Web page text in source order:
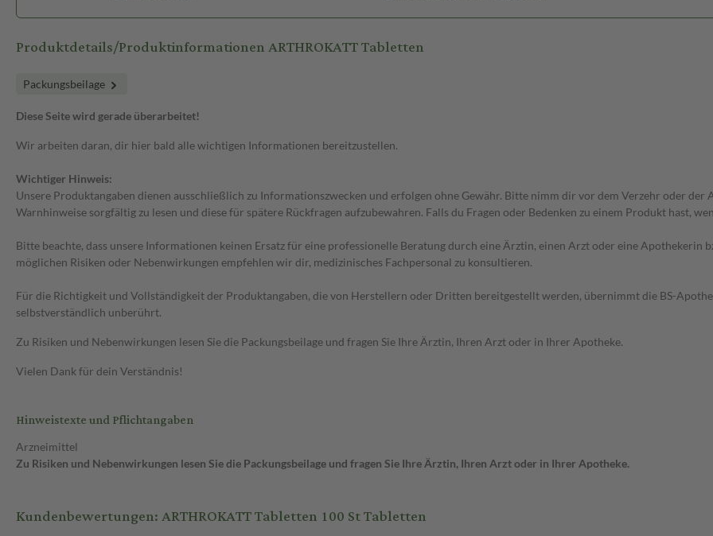
Produktdetails/Produktinformationen ARTHROKATT Tabletten
Packungsbeilage
Diese Seite wird gerade überarbeitet!
Wir arbeiten daran, dir hier bald alle wichtigen Informationen bereitzustellen.
Wichtiger Hinweis:
Unsere Produktangaben dienen ausschließlich zu Informationszwecken und erfolgen ohne Gewähr. Bitte nimm dir vor dem Verzehr oder
Warnhinweise sorgfältig zu lesen und diese für spätere Rückfragen aufzubewahren. Falls du Fragen oder Bedenken zu einem Produkt hast,
Bitte beachte, dass unsere Informationen keinen Ersatz für eine professionelle Beratung durch eine Ärztin, einen Arzt oder eine Apothekerin
möglichen Risiken oder Nebenwirkungen empfehlen wir dir, medizinisches Fachpersonal zu konsultieren.
Für die Richtigkeit und Vollständigkeit der Produktangaben, die von Herstellern oder Dritten bereitgestellt werden, übernimmt die BS-
selbstverständlich unberührt.
Zu Risiken und Nebenwirkungen lesen Sie die Packungsbeilage und fragen Sie Ihre Ärztin, Ihren Arzt oder in Ihrer Apotheke.
Vielen Dank für dein Verständnis!
Hinweistexte und Pflichtangaben
Arzneimittel
Zu Risiken und Nebenwirkungen lesen Sie die Packungsbeilage und fragen Sie Ihre Ärztin, Ihren Arzt oder in Ihrer Apotheke.
Kundenbewertungen: ARTHROKATT Tabletten 100 St Tabletten